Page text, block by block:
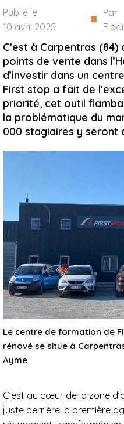
Publié le
10 avril 2025
■ Par
C’est à Carpentras (84)
points de vente dans
d’investir dans un
First stop a fait de
priorité, cet outil
la problématique du
000 stagiaires y seront
Le centre de formation de
rénové se situe à
Ayme
C’est au cœur de la zone
juste derrière la première